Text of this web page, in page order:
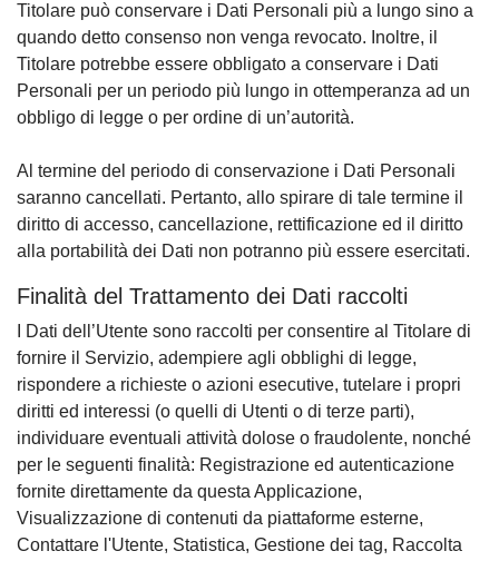
Titolare può conservare i Dati Personali più a lungo sino a
quando detto consenso non venga revocato. Inoltre, il
Titolare potrebbe essere obbligato a conservare i Dati
Personali per un periodo più lungo in ottemperanza ad un
obbligo di legge o per ordine di un’autorità.
Al termine del periodo di conservazione i Dati Personali
saranno cancellati. Pertanto, allo spirare di tale termine il
diritto di accesso, cancellazione, rettificazione ed il diritto
alla portabilità dei Dati non potranno più essere esercitati.
Finalità del Trattamento dei Dati raccolti
I Dati dell’Utente sono raccolti per consentire al Titolare di
fornire il Servizio, adempiere agli obblighi di legge,
rispondere a richieste o azioni esecutive, tutelare i propri
diritti ed interessi (o quelli di Utenti o di terze parti),
individuare eventuali attività dolose o fraudolente, nonché
per le seguenti finalità: Registrazione ed autenticazione
fornite direttamente da questa Applicazione,
Visualizzazione di contenuti da piattaforme esterne,
Contattare l'Utente, Statistica, Gestione dei tag, Raccolta